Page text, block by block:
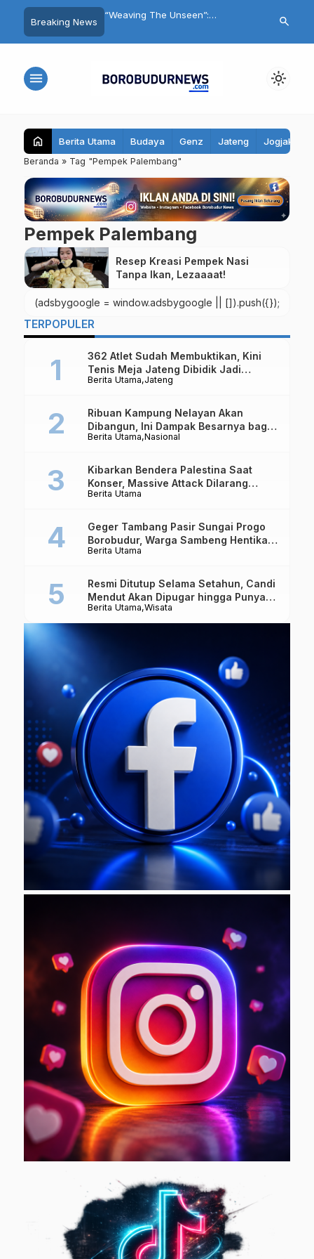
Breaking News
Kota Magelang
“Weaving The Unseen”:
Alsaira di ARTOTEL Leguna
FMKI Gelar
Magelang
search
menu light_mode
home Berita Utama Budaya Genz Jateng Jogjakarta
Beranda » Tag "Pempek Palembang"
Pempek Palembang
Resep Kreasi Pempek Nasi
Tanpa Ikan, Lezaaaat!
(adsbygoogle = window.adsbygoogle || []).push({});
TERPOPULER
Berita Utama Jateng
362 Atlet Sudah Membuktikan, Kini
Tenis Meja Jateng Dibidik Jadi
Kekuatan Nasional
Berita Utama Nasional
Ribuan Kampung Nelayan Akan
Dibangun, Ini Dampak Besarnya bagi
Ekonomi Indonesia
Berita Utama
Kibarkan Bendera Palestina Saat
Konser, Massive Attack Dilarang
Masuk Singapura Lagi
Berita Utama
Geger Tambang Pasir Sungai Progo
Borobudur, Warga Sambeng Hentikan
Alat Berat dan Usir Truk
Berita Utama Wisata
Resmi Ditutup Selama Setahun, Candi
Mendut Akan Dipugar hingga Punya
Atap Lagi